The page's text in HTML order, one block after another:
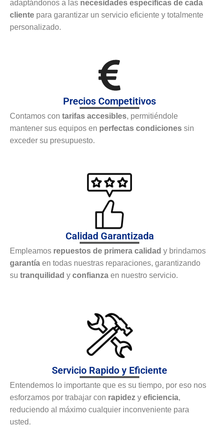
adaptándonos a las necesidades específicas de cada
cliente para garantizar un servicio eficiente y totalmente
personalizado.
Precios Competitivos
Contamos con tarifas accesibles, permitiéndole
mantener sus equipos en perfectas condiciones sin
exceder su presupuesto.
Calidad Garantizada
Empleamos repuestos de primera calidad y brindamos
garantía en todas nuestras reparaciones, garantizando
su tranquilidad y confianza en nuestro servicio.
Servicio Rapido y Eficiente
Entendemos lo importante que es su tiempo, por eso nos
esforzamos por trabajar con rapidez y eficiencia,
reduciendo al máximo cualquier inconveniente para
usted.